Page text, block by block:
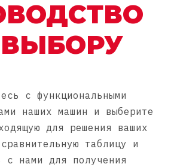
с функциональными
наших машин и выберите
для решения ваших
таблицу и
с нами для получения